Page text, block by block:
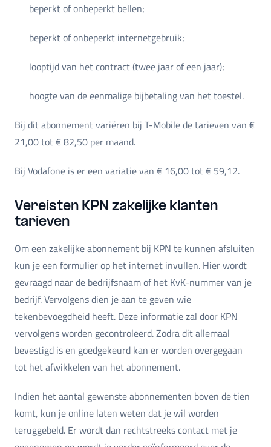
beperkt of onbeperkt bellen;
beperkt of onbeperkt internetgebruik;
looptijd van het contract (twee jaar of een jaar);
hoogte van de eenmalige bijbetaling van het toestel.
Bij dit abonnement variëren bij T-Mobile de tarieven van €
21,00 tot € 82,50 per maand.
Bij Vodafone is er een variatie van € 16,00 tot € 59,12.
Vereisten KPN zakelijke klanten
tarieven
Om een zakelijke abonnement bij KPN te kunnen afsluiten
kun je een formulier op het internet invullen. Hier wordt
gevraagd naar de bedrijfsnaam of het KvK-nummer van je
bedrijf. Vervolgens dien je aan te geven wie
tekenbevoegdheid heeft. Deze informatie zal door KPN
vervolgens worden gecontroleerd. Zodra dit allemaal
bevestigd is en goedgekeurd kan er worden overgegaan
tot het afwikkelen van het abonnement.
Indien het aantal gewenste abonnementen boven de tien
komt, kun je online laten weten dat je wil worden
teruggebeld. Er wordt dan rechtstreeks contact met je